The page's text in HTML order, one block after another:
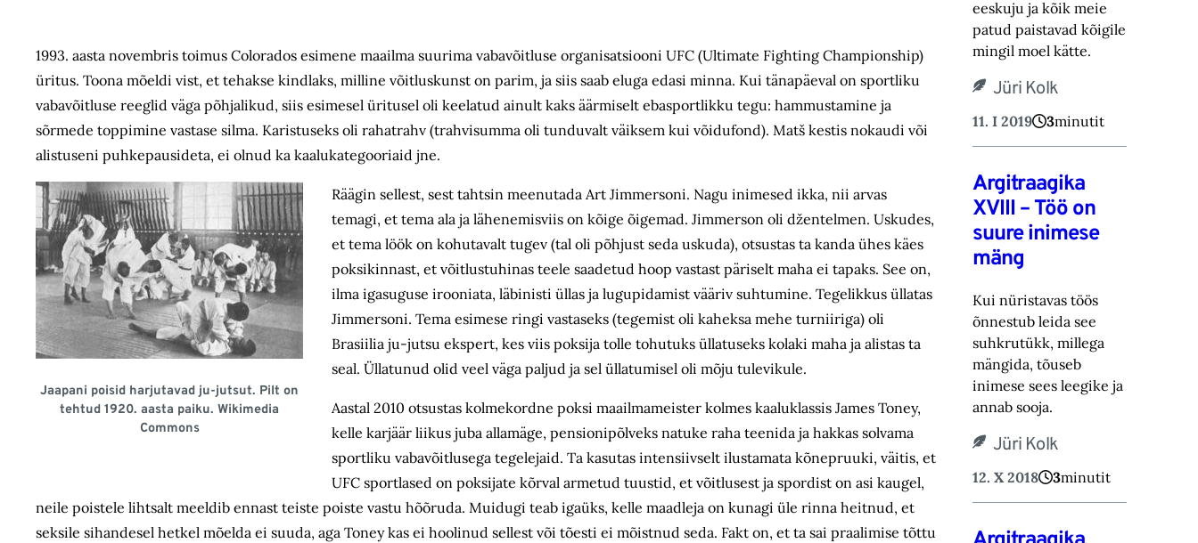
1993. aasta novembris toimus Colorados esimene maailma suurima vabavõitluse organisatsiooni UFC (Ultimate Fighting Championship)
üritus. Toona mõeldi vist, et tehakse kindlaks, milline võitluskunst on parim, ja siis saab eluga edasi minna. Kui tänapäeval on sportliku
vabavõitluse reeglid väga põhjalikud, siis esimesel üritusel oli keelatud ainult kaks äärmiselt ebasportlikku tegu: hammustamine ja
sõrmede toppimine vastase silma. Karistuseks oli rahatrahv (trahvisumma oli tunduvalt väiksem kui võidufond). Matš kestis nokaudi või
alistuseni puhkepausideta, ei olnud ka kaalukategooriaid jne.
Jaapani poisid harjutavad ju-jutsut. Pilt on
tehtud 1920. aasta paiku. Wikimedia
Commons
Räägin sellest, sest tahtsin meenutada Art Jimmersoni. Nagu inimesed ikka, nii arvas
temagi, et tema ala ja lähenemisviis on kõige õigemad. Jimmerson oli džentelmen. Uskudes,
et tema löök on kohutavalt tugev (tal oli põhjust seda uskuda), otsustas ta kanda ühes käes
poksikinnast, et võitlustuhinas teele saadetud hoop vastast päriselt maha ei tapaks. See on,
ilma igasuguse irooniata, läbinisti üllas ja lugupidamist vääriv suhtumine. Tegelikkus üllatas
Jimmersoni. Tema esimese ringi vastaseks (tegemist oli kaheksa mehe turniiriga) oli
Brasiilia ju-jutsu ekspert, kes viis poksija tolle tohutuks üllatuseks kolaki maha ja alistas ta
seal. Üllatunud olid veel väga paljud ja sel üllatumisel oli mõju tulevikule.
Aastal 2010 otsustas kolmekordne poksi maailmameister kolmes kaaluklassis James Toney,
kelle karjäär liikus juba allamäge, pensionipõlveks natuke raha teenida ja hakkas solvama
sportliku vabavõitlusega tegelejaid. Ta kasutas intensiivselt ilustamata kõnepruuki, väitis, et
UFC sportlased on poksijate kõrval armetud tuustid, et võitlusest ja spordist on asi kaugel,
neile poistele lihtsalt meeldib ennast teiste poiste vastu hõõruda. Muidugi teab igaüks, kelle maadleja on kunagi üle rinna heitnud, et
seksile sihandesel hetkel mõelda ei suuda, aga Toney kas ei hoolinud sellest või tõesti ei mõistnud seda. Fakt on, et ta sai praalimise tõttu
eeskuju ja kõik meie
patud paistavad kõigile
mingil moel kätte.
Jüri Kolk
11. I 2019 3minutit
Argitraagika
XVIII – Töö on
suure inimese
mäng
Kui nüristavas töös
õnnestub leida see
suhkrutükk, millega
mängida, tõuseb
inimese sees leegike ja
annab sooja.
Jüri Kolk
12. X 2018 3minutit